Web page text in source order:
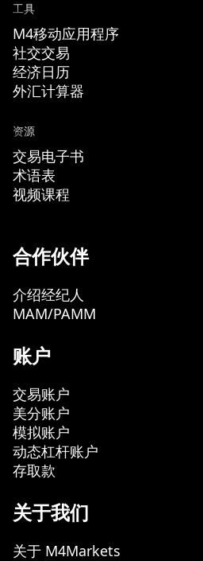
工具
M4移动应用程序
社交交易
经济日历
外汇计算器
资源
交易电子书
术语表
视频课程
合作伙伴
介绍经纪人
MAM/PAMM
账户
交易账户
美分账户
模拟账户
动态杠杆账户
存取款
关于我们
关于 M4Markets